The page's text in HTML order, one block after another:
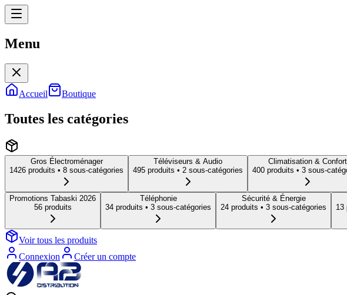
Menu
Accueil Boutique
Toutes les catégories
Gros Électroménager
1426 produits • 8 sous-catégories
Téléviseurs & Audio
495 produits • 2 sous-catégories
Climatisation & Confort
400 produits • 3 sous-
Promotions Tabaski 2026
56produits
Téléphonie
34 produits • 3 sous-catégories
Sécurité & Énergie
24 produits • 3 sous-catégories
13
Voir tous les produits
Connexion
Créer un compte